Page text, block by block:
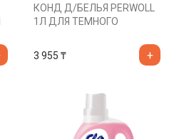
КОНД Д/БЕЛЬЯ PERWOLL
1Л ДЛЯ ТЕМНОГО
3 955 ₸